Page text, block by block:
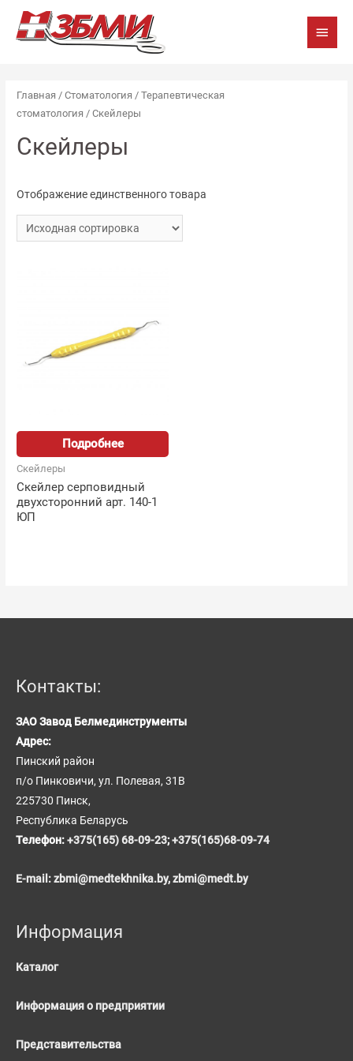
Главная /Стоматология /Терапевтическая
стоматология / Скейлеры
Скейлеры
Отображение единственного товара
Подробнее
Скейлеры
Скейлер серповидный
двухсторонний арт. 140-1
ЮП
Контакты:
ЗАО Завод Белмединструменты
Адрес:
Пинский район
п/о Пинковичи, ул. Полевая, 31В
225730 Пинск,
Республика Беларусь
Телефон:+375(165) 68-09-23;+375(165)68-09-74
E-mail:zbmi@medtekhnika.by,zbmi@medt.by
Информация
Каталог
Информация о предприятии
Представительства